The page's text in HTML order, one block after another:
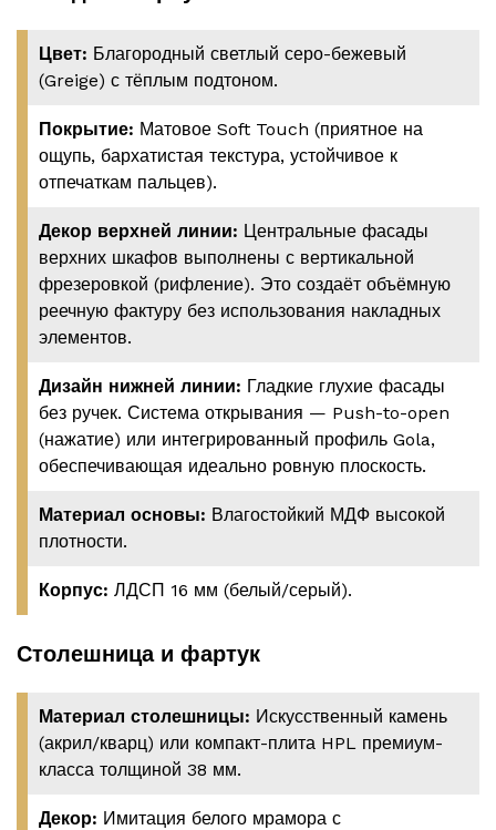
Цвет: Благородный светлый серо-бежевый
(Greige) с тёплым подтоном.
Покрытие: Матовое Soft Touch (приятное на
ощупь, бархатистая текстура, устойчивое к
отпечаткам пальцев).
Декор верхней линии: Центральные фасады
верхних шкафов выполнены с вертикальной
фрезеровкой (рифление). Это создаёт объёмную
реечную фактуру без использования накладных
элементов.
Дизайн нижней линии: Гладкие глухие фасады
без ручек. Система открывания — Push-to-open
(нажатие) или интегрированный профиль Gola,
обеспечивающая идеально ровную плоскость.
Материал основы: Влагостойкий МДФ высокой
плотности.
Корпус: ЛДСП 16 мм (белый/серый).
Столешница и фартук
Материал столешницы: Искусственный камень
(акрил/кварц) или компакт-плита HPL премиум-
класса толщиной 38 мм.
Декор: Имитация белого мрамора с